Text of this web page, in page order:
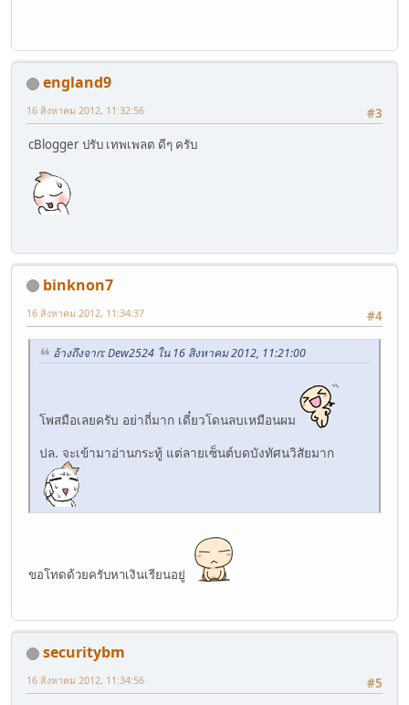
england9
#3
16 สิงหาคม 2012, 11:32:56
cBlogger ปรับ เทพเพลต ดีๆ ครับ
binknon7
#4
16 สิงหาคม 2012, 11:34:37
อ้างถึงจาก: Dew2524 ใน 16 สิงหาคม 2012, 11:21:00
โพสมือเลยครับ อย่าถี่มาก เดี๋ยวโดนลบเหมือนผม
ปล. จะเข้ามาอ่านกระทู้ แต่ลายเซ็นต์บดบังทัศนวิสัยมาก
ขอโทดด้วยครับหาเงินเรียนอยู่
securitybm
#5
16 สิงหาคม 2012, 11:34:56